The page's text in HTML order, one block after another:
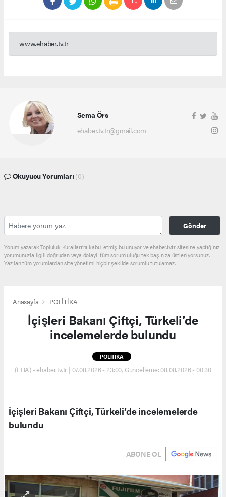
www.ehaber.tv.tr
Sema Örs
ehaber.tv.tr@gmail.com
Okuyucu Yorumları (0)
Gönder
Yorum yazarak Topluluk Kuralları’nı kabul etmiş bulunuyor ve ehaber.tv.tr sitesine yaptığınız
yorumunuzla ilgili doğrudan veya dolaylı tüm sorumluluğu tek başınıza üstleniyorsunuz.
Yazılan tüm yorumlardan site yönetimi hiçbir şekilde sorumlu tutulamaz.
Anasayfa POLİTİKA
İçişleri Bakanı Çiftçi, Türkeli’de
incelemelerde bulundu
POLİTİKA
(EHA) - ehaber.tv.tr | 07.08.2026 - 23:00, Güncelleme: 08.08.2026 - 00:30
İçişleri Bakanı Çiftçi, Türkeli’de incelemelerde
bulundu
ABONE OL